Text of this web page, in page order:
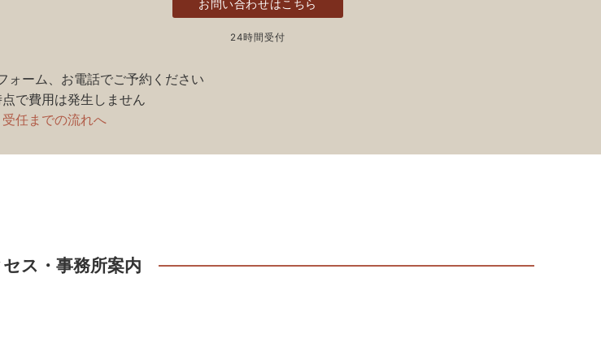
お問い合わせはこちら
24時間受付
ォーム、お電話でご予約ください
点で費用は発生しません
受任までの流れへ
ス・事務所案内